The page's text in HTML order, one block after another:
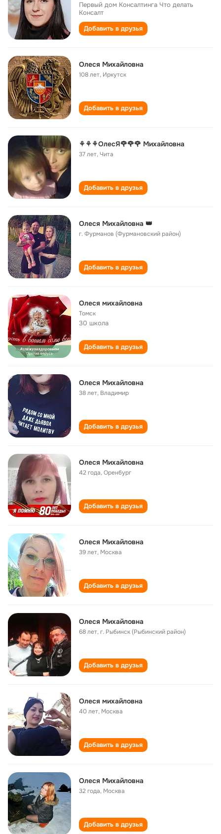
Первый дом Консалтинга Что делать
Консалт
Добавить в друзья
Олеся Михайловна
108 лет, Иркутск
Добавить в друзья
⚘⚘⚘ОлесЯ🌹🌹🌹 Михайловна
37 лет,Чита
Добавить в друзья
Олеся Михайловна 👑
г. Фурманов (Фурмановский район)
Добавить в друзья
Олеся михайловна
Томск
30 школа
Добавить в друзья
Олеся Михайловна
38 лет, Владимир
Добавить в друзья
Олеся Михайловна
42 года,Оренбург
Добавить в друзья
Олеся Михайловна
39 лет, Москва
Добавить в друзья
Олеся Михайловна
68 лет,г. Рыбинск (Рыбинский район)
Добавить в друзья
Олеся михайловна
40 лет, Москва
Добавить в друзья
Олеся Михайловна
32 года, Москва
Добавить в друзья